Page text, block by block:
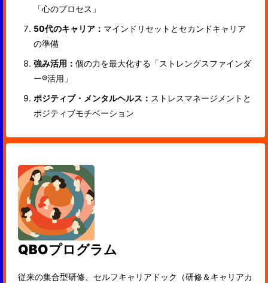
「心のプロセス」
50代のキャリア： マインドリセットとセカンドキャリア
の準備
強み活用： 個の力を最大化する「ストレングスファインダ
ー®活用」
ポジティブ・メンタルヘルス： ストレスマネージメントと
ポジティブモチベーション
QBOプログラム
従来の集合型研修、セルフキャリアドック（研修＆キャリアカ